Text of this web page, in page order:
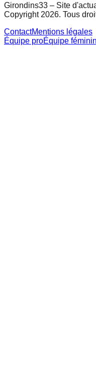
Girondins33 – Site
Copyright 2026. Tous
ContactMentions légales
Équipe proÉquipe